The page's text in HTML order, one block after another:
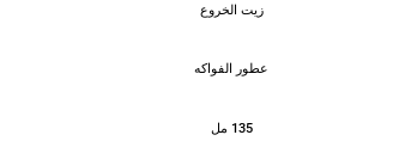
زيت الخروع
عطور الفواكه
135 مل